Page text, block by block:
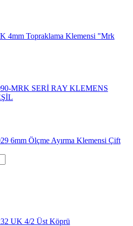
4mm Topraklama Klemensi "Mrk
MRK SERİ RAY KLEMENS
6mm Ölçme Ayırma Klemensi Çift
UK 4/2 Üst Köprü